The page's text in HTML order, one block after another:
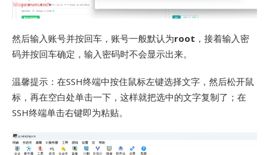
然后输入账号并按回车，账号一般默认为root ，接着输入密
码并按回车确定，输入密码时不会显示出来。
温馨提示：在SSH终端中按住鼠标左键选择文字，然后松开鼠
标，再在空白处单击一下，这样就把选中的文字复制了；在
SSH终端单击右键即为粘贴。